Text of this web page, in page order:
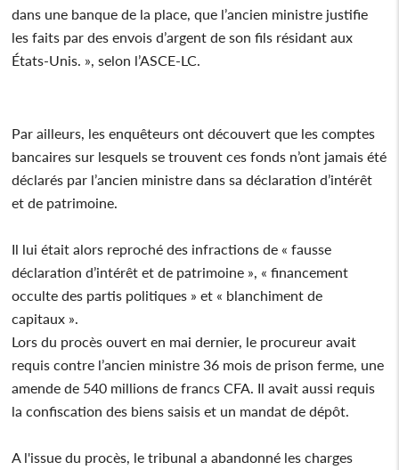
dans une banque de la place, que l’ancien ministre justifie
les faits par des envois d’argent de son fils résidant aux
États-Unis. », selon l’ASCE-LC.
Par ailleurs, les enquêteurs ont découvert que les comptes
bancaires sur lesquels se trouvent ces fonds n’ont jamais été
déclarés par l’ancien ministre dans sa déclaration d’intérêt
et de patrimoine.
Il lui était alors reproché des infractions de « fausse
déclaration d’intérêt et de patrimoine », « financement
occulte des partis politiques » et « blanchiment de
capitaux ».
Lors du procès ouvert en mai dernier, le procureur avait
requis contre l’ancien ministre 36 mois de prison ferme, une
amende de 540 millions de francs CFA. Il avait aussi requis
la confiscation des biens saisis et un mandat de dépôt.
A l'issue du procès, le tribunal a abandonné les charges